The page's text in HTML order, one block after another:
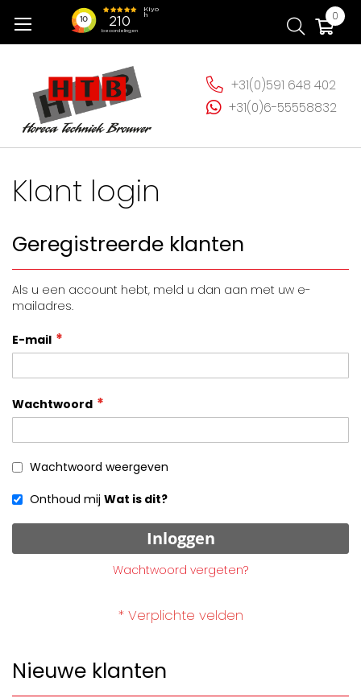
naar
0
+31(0)591 648 402
+31(0)6-55558832
Klant login
Geregistreerde klanten
Als u een account hebt, meld u dan aan met uw e-
mailadres.
E-mail
Wachtwoord
Wachtwoord weergeven
Onthoud mij Wat is dit?
Inloggen
Wachtwoord vergeten?
Nieuwe klanten